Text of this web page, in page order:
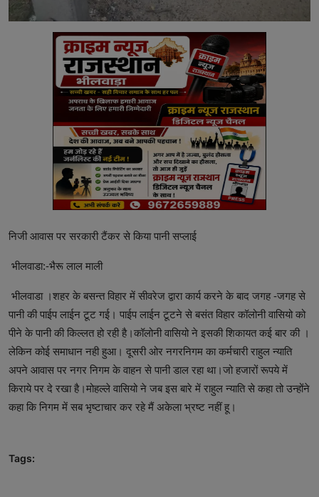
निजी आवास पर सरकारी टैंकर से किया पानी सप्लाई
भीलवाडा:-भैरू लाल माली
भीलवाडा ।शहर के बसन्त विहार में सीवरेज द्वारा कार्य करने के बाद जगह -जगह से
पानी की पाईप लाईन टूट गई। पाईप लाईन टूटने से बसंत विहार कॉलोनी वासियो को
पीने के पानी की किल्लत हो रही है।कॉलोनी वासियो ने इसकी शिकायत कई बार की ।
लेकिन कोई समाधान नही हुआ। दूसरी‌ ओर नगरनिगम का कर्मचारी राहुल न्याति
अपने आवास पर नगर निगम के वाहन से पानी डाल रहा था।जो हजारों रूपये में
किराये पर दे रखा है‌।मोहल्ले वासियो ने जब इस बारे में राहुल न्याति से कहा तो उन्होंने
कहा कि निगम में सब भृष्टाचार कर रहे मैं अकेला भ्रष्ट नहीं हू।
Tags: